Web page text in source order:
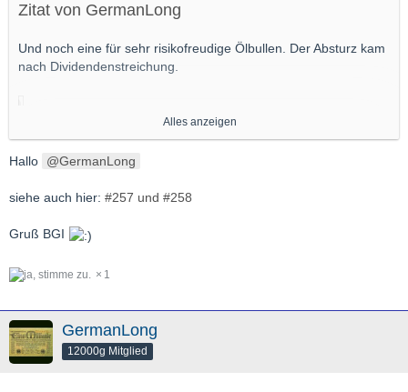
Zitat von GermanLong
Und noch eine für sehr risikofreudige Ölbullen. Der Absturz kam
nach Dividendenstreichung.
Gruß,
Alles anzeigen
Hallo GermanLong
siehe auch hier: #257 und #258
Gruß BGI
1
GermanLong
12000g Mitglied